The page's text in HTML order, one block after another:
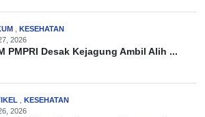
KESEHATAN
2026
PMPRI Desak Kejagung Ambil Alih ...
KESEHATAN
2026